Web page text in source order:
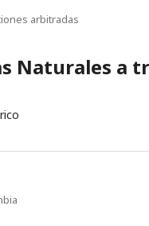
arbitradas
Naturales a